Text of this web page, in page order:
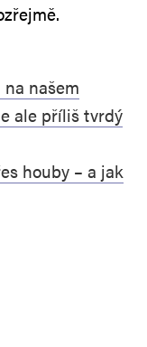
našem
ale příliš tvrdý
houby – a jak